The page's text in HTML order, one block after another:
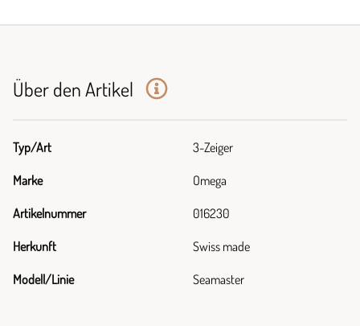
Über den Artikel
Typ/Art 3-Zeiger
Marke Omega
Artikelnummer 016230
Herkunft Swiss made
Modell/Linie Seamaster